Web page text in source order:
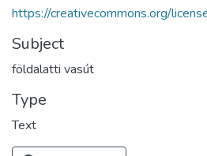
https://creativecommons.org/
Subject
földalatti vasút
Type
Text